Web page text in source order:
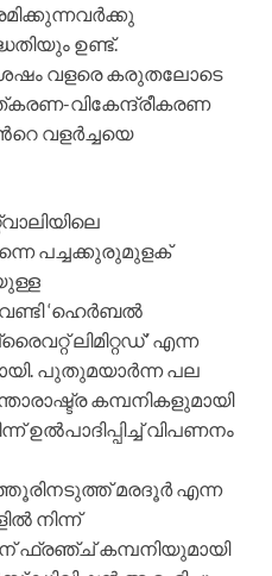
ഉണ്ട്.
വളരെ കരുതലോടെ
വികേന്ദ്രീകരണ
വളര്‍ച്ചയെ
പച്ചക്കുരുമുളക്
‘ഹെര്‍ബല്‍
ലിമിറ്റഡ്’ എന്ന
പുതുമയാര്‍ന്ന പല
കമ്പനികളുമായി
ഉല്‍പാദിപ്പിച്ച് വിപണനം
മരദൂര്‍ എന്ന
നിന്ന്
ഫ്രഞ്ച് കമ്പനിയുമായി